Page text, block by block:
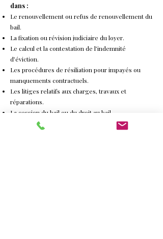
dans :
Le renouvellement ou refus de renouvellement du
bail.
La fixation ou révision judiciaire du loyer.
Le calcul et la contestation de l’indemnité
d’éviction.
Les procédures de résiliation pour impayés ou
manquements contractuels.
Les litiges relatifs aux charges, travaux et
réparations.
La cession du bail ou du droit au bail.